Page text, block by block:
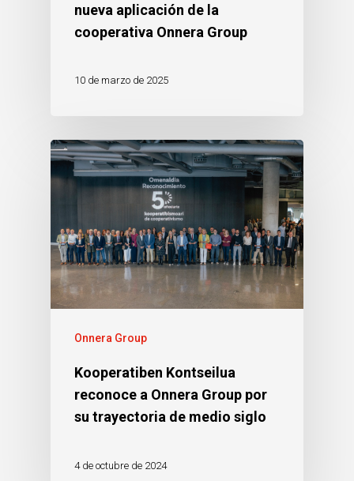
nueva aplicación de la
cooperativa Onnera Group
10 de marzo de 2025
Onnera Group
Kooperatiben Kontseilua
reconoce a Onnera Group por
su trayectoria de medio siglo
4 de octubre de 2024